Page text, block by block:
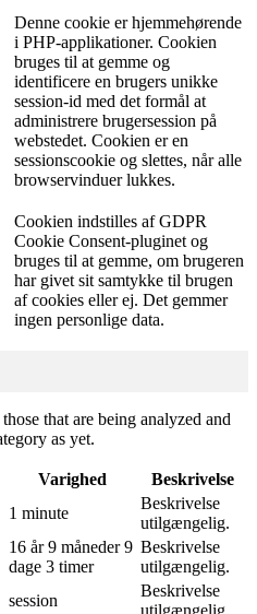
Denne cookie er hjemmehørende
i PHP-applikationer. Cookien
bruges til at gemme og
identificere en brugers unikke
session-id med det formål at
administrere brugersession på
webstedet. Cookien er en
sessionscookie og slettes, når alle
browservinduer lukkes.
Cookien indstilles af GDPR
Cookie Consent-pluginet og
bruges til at gemme, om brugeren
har givet sit samtykke til brugen
af ​​cookies eller ej. Det gemmer
ingen personlige data.
that are being analyzed and
as yet.
Varighed
Beskrivelse
1 minute
Beskrivelse
utilgængelig.
16 år 9 måneder 9
dage 3 timer
Beskrivelse
utilgængelig.
session
Beskrivelse
utilgængelig.